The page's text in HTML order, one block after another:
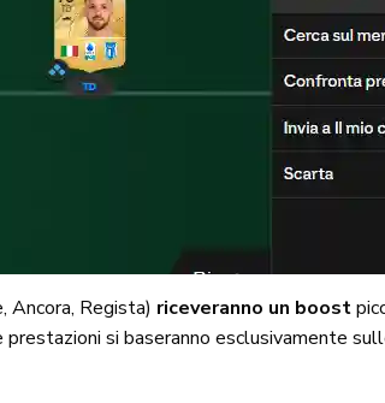
Regista) riceveranno un boost
si baseranno esclusivamente